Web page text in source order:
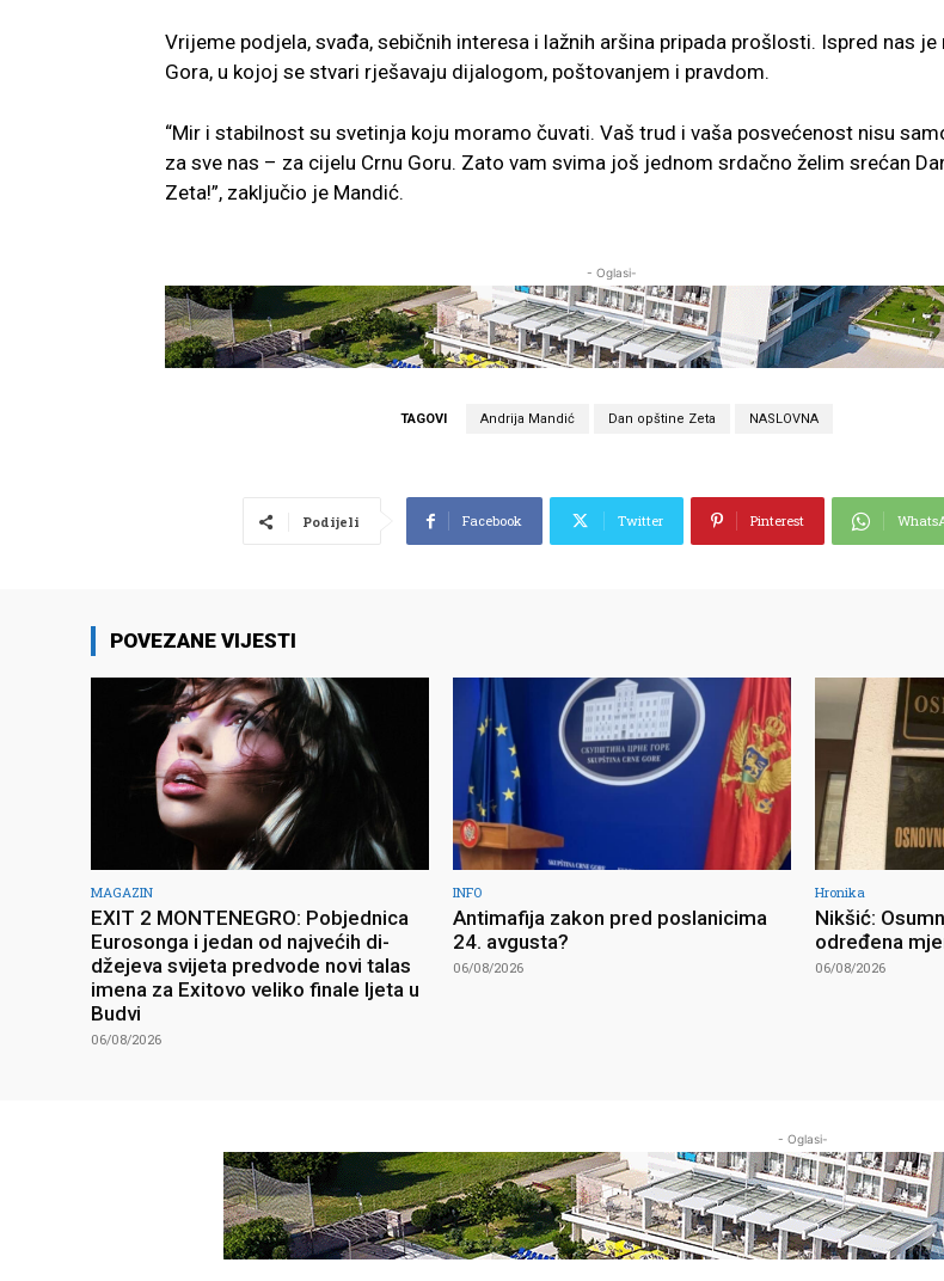
Vrijeme podjela, svađa, sebičnih interesa i lažnih aršina pripada prošlosti. Ispred nas je
Gora, u kojoj se stvari rješavaju dijalogom, poštovanjem i pravdom.
“Mir i stabilnost su svetinja koju moramo čuvati. Vaš trud i vaša posvećenost nisu
za sve nas – za cijelu Crnu Goru. Zato vam svima još jednom srdačno želim srećan
Zeta!”, zaključio je Mandić.
- Oglasi-
TAGOVI Andrija Mandić Dan opštine Zeta NASLOVNA
Podijeli Facebook Twitter Pinterest
POVEZANE VIJESTI
MAGAZIN
EXIT 2 MONTENEGRO: Pobjednica
Eurosonga i jedan od najvećih di-
džejeva svijeta predvode novi talas
imena za Exitovo veliko finale ljeta u
Budvi
06/08/2026
INFO
Antimafija zakon pred poslanicima
24. avgusta?
06/08/2026
Hronika
Nikšić:
određena
06/08/2026
- Oglasi-